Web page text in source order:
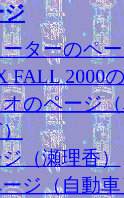
ジ
ターのペ
FALL 2000
のページ
（瀬理香）
ジ（自動